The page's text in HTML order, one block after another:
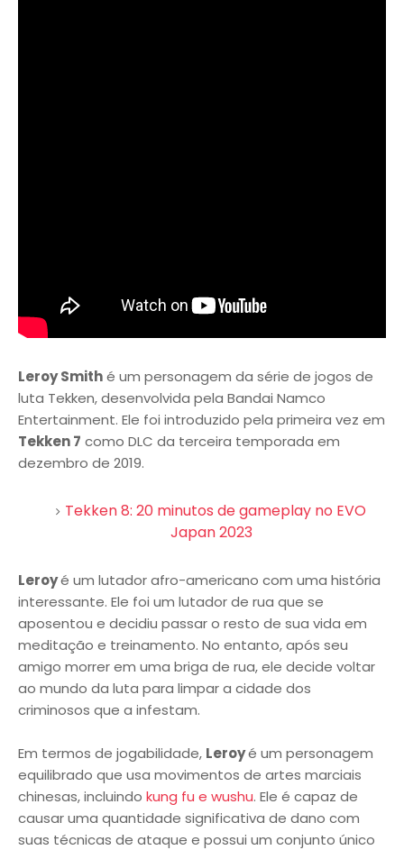
Leroy Smithé um personagem da série de jogos de
luta Tekken, desenvolvida pela Bandai Namco
Entertainment. Ele foi introduzido pela primeira vez em
Tekken 7 como DLC da terceira temporada em
dezembro de 2019.
Tekken 8: 20 minutos de gameplay no EVO
Japan 2023
Leroyé um lutador afro-americano com uma história
interessante. Ele foi um lutador de rua que se
aposentou e decidiu passar o resto de sua vida em
meditação e treinamento. No entanto, após seu
amigo morrer em uma briga de rua, ele decide voltar
ao mundo da luta para limpar a cidade dos
criminosos que a infestam.
Em termos de jogabilidade, Leroyé um personagem
equilibrado que usa movimentos de artes marciais
chinesas, incluindo kung fu e wushu. Ele é capaz de
causar uma quantidade significativa de dano com
suas técnicas de ataque e possui um conjunto único